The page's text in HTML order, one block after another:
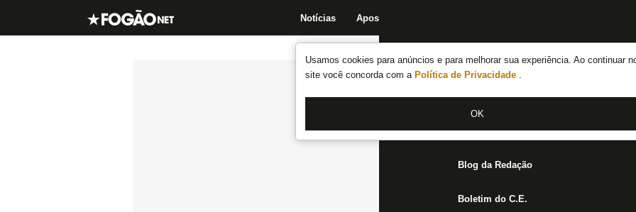
Usamos cookies para anúncios e para melhorar sua experiência. Ao continuar
site você concorda com a Política de Privacidade .
OK
Notícias Apostas
Notícias do Botafogo
Fórum
Jogos
Blog da Redação
Boletim do C.E.